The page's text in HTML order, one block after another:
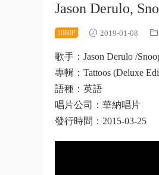
Jason Derulo,
1080P 2019-01-08
歌手：Jason Derulo /
專輯：Tattoos (Deluxe
語種：英語
唱片公司：華納唱片
發行時間：2015-03-25